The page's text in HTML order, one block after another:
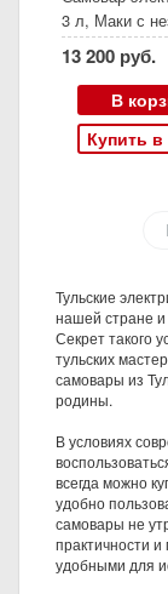
3 л, Маки с
на красном,
13 200 руб.
В
Купить в
Тульские
нашей стране и
Секрет такого
тульских
самовары из
родины.
В условиях
всегда можно
удобно
самовары не
практичности
удобными для